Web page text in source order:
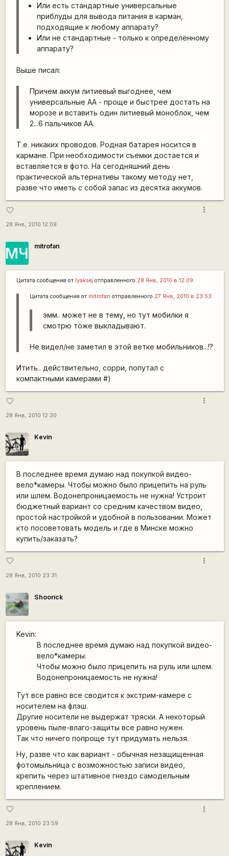
Или есть стандартные универсальные
приблуды для вывода питания в карман,
подходящие к любому аппарату?
Или не стандартные - только к определённому
аппарату?
Выше писал:
Причем аккум литиевый выгоднее, чем
универсальные AA - проще и быстрее достать на
морозе и вставить один литиевый моноблок, чем
2...6 пальчиков AA.
Т.е. никаких проводов. Родная батарея носится в
кармане. При необходимости съемки достается и
вставляется в фото. На сегодняшний день
практической альтернативы такому методу нет,
разве что иметь с собой запас из десятка аккумов.
favorite_border
28 Янв, 2010 12:09
more_vert
МЧ mitrofan
Цитата сообщения от lyaksej отправленного 28 Янв, 2010 в 12:09
Цитата сообщения от mitrofan отправленного 27 Янв, 2010 в 23:53
эмм.. может не в тему, но тут мобилки я
смотрю тоже выкладывают.
Не видел/не заметил в этой ветке мобильников...!?
Итить.. действительно, сорри, попутал с
компактными камерами #)
favorite_border
28 Янв, 2010 12:30
more_vert
Kevin
В последнее время думаю над покупкой видео-
вело*камеры. Чтобы можно было прицепить на руль
или шлем. Водонепроницаемость не нужна! Устроит
бюджетный вариант со средним качеством видео,
простой настройкой и удобной в пользовании. Может
кто посоветовать модель и где в Минске можно
купить/заказать?
favorite_border
28 Янв, 2010 23:31
more_vert
Shoorick
Kevin:
В последнее время думаю над покупкой видео-
вело*камеры.
Чтобы можно было прицепить на руль или шлем.
Водонепроницаемость не нужна!
Тут все равно все сводится к экстрим-камере с
носителем на флэш.
Другие носители не выдержат тряски. А некоторый
уровень пыле-влаго-защиты все равно нужен.
Так что ничего попроще тут придумать нельзя.
Ну, разве что как вариант - обычная незащищенная
фотомыльница с возможностью записи видео,
крепить через штативное гнездо самодельным
креплением.
favorite_border
28 Янв, 2010 23:59
more_vert
Kevin